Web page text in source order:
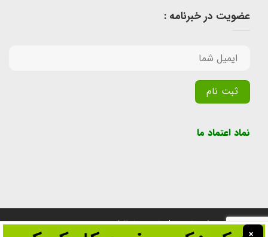
عضویت در خبرنامه :
نماد اعتماد ما
تمامی حقوق برای سایت پول یابی محفوظ است.